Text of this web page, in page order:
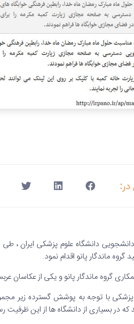
در:
دانشگاه علوم پزشکی ایران ،
گروه ماندگار پانو اقدام نمود.
گروه ماندگار پانو و یکی از
پزشکی با توجه به پوشش گسترده زیر
که در بسیاری از دانشگاه ها از این